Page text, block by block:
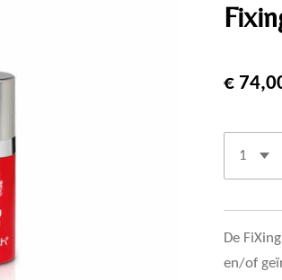
€
De
en/of